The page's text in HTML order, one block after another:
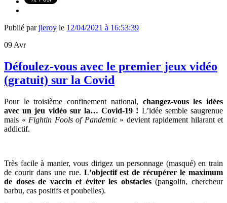
Publié parjleroy le 12/04/2021 à 16:53:39
09 Avr
Défoulez-vous avec le premier jeux vidéo
(gratuit) sur la Covid
Pour le troisième confinement national, changez-vous les idées
avec un jeu vidéo sur la… Covid-19 ! L’idée semble saugrenue
mais « Fightin Fools of Pandemic» devient rapidement hilarant et
addictif.
Très facile à manier, vous dirigez un personnage (masqué) en train
de courir dans une rue. L’objectif est de récupérer le maximum
de doses de vaccin et éviter les obstacles(pangolin, chercheur
barbu, cas positifs et poubelles).